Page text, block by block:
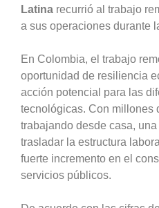
Latina recurrió al trabajo
a sus operaciones durante
En Colombia, el trabajo
oportunidad de resiliencia
acción potencial para las
tecnológicas. Con millones
trabajando desde casa,
trasladar la estructura
fuerte incremento en el
servicios públicos.